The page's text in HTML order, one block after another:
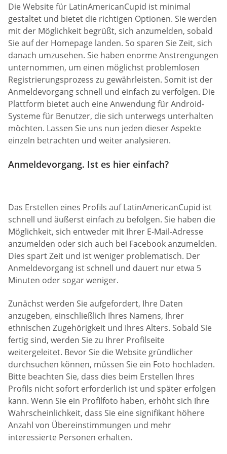
Die Website für LatinAmericanCupid ist minimal
gestaltet und bietet die richtigen Optionen. Sie werden
mit der Möglichkeit begrüßt, sich anzumelden, sobald
Sie auf der Homepage landen. So sparen Sie Zeit, sich
danach umzusehen. Sie haben enorme Anstrengungen
unternommen, um einen möglichst problemlosen
Registrierungsprozess zu gewährleisten. Somit ist der
Anmeldevorgang schnell und einfach zu verfolgen. Die
Plattform bietet auch eine Anwendung für Android-
Systeme für Benutzer, die sich unterwegs unterhalten
möchten. Lassen Sie uns nun jeden dieser Aspekte
einzeln betrachten und weiter analysieren.
Anmeldevorgang. Ist es hier einfach?
Das Erstellen eines Profils auf LatinAmericanCupid ist
schnell und äußerst einfach zu befolgen. Sie haben die
Möglichkeit, sich entweder mit Ihrer E-Mail-Adresse
anzumelden oder sich auch bei Facebook anzumelden.
Dies spart Zeit und ist weniger problematisch. Der
Anmeldevorgang ist schnell und dauert nur etwa 5
Minuten oder sogar weniger.
Zunächst werden Sie aufgefordert, Ihre Daten
anzugeben, einschließlich Ihres Namens, Ihrer
ethnischen Zugehörigkeit und Ihres Alters. Sobald Sie
fertig sind, werden Sie zu Ihrer Profilseite
weitergeleitet. Bevor Sie die Website gründlicher
durchsuchen können, müssen Sie ein Foto hochladen.
Bitte beachten Sie, dass dies beim Erstellen Ihres
Profils nicht sofort erforderlich ist und später erfolgen
kann. Wenn Sie ein Profilfoto haben, erhöht sich Ihre
Wahrscheinlichkeit, dass Sie eine signifikant höhere
Anzahl von Übereinstimmungen und mehr
interessierte Personen erhalten.